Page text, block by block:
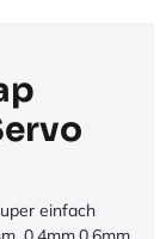
einfach